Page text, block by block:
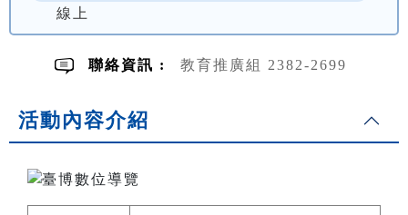
線上
聯絡資訊 : 教育推廣組 2382-2699
活動內容介紹